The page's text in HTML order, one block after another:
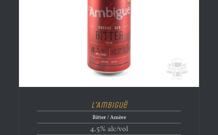
L’Ambiguë
Bitter / Amère
4.5% alc/vol